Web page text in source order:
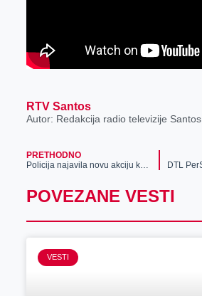
RTV Santos
Autor: Redakcija radio televizije Santos
PRETHODNO
Policija najavila novu akciju kontrole saobraćaja
POVEZANE VESTI
VESTI